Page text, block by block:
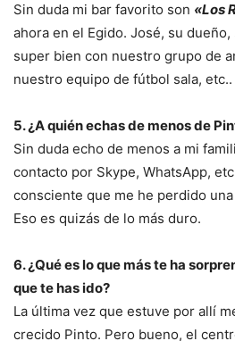
Sin duda mi bar favorito son «Los
ahora en el Egido. José, su
super bien con nuestro grupo de
nuestro equipo de fútbol sala, etc..
5. ¿A quién echas de menos de
Sin duda echo de menos a mi
contacto por Skype, WhatsApp,
consciente que me he perdido
Eso es quizás de lo más duro.
6. ¿Qué es lo que más te ha
que te has ido?
La última vez que estuve por allí
crecido Pinto. Pero bueno, el